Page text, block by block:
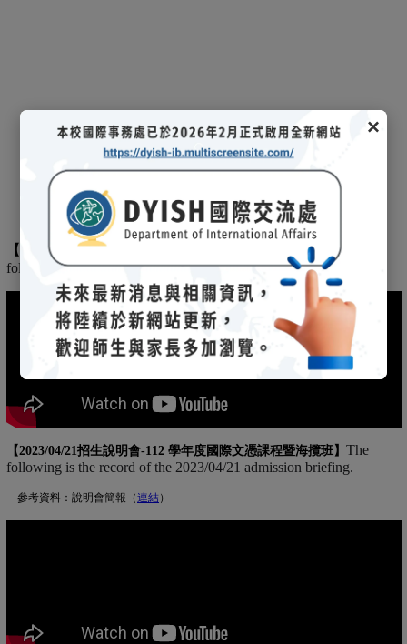
×
【 2025/03/08招生說明會- 114 學年度國際文憑課程暨海攬班 】
following is the record of the 2025/03/08 admission briefing.
【2023/04/21招生說明會-112 學年度國際文憑課程暨海攬班】 The
following is the record of the 2023/04/21 admission briefing.
－參考資料：說明會簡報（連結(另開新視窗)
）